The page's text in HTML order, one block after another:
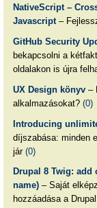
NativeScript –
Javascript–
GitHub Security
bekapcsolni a
oldalakon is újra
UX Design könyv–
alkalmazásokat? (0)
Introducing
díjszabása: minden
jár (0)
Drupal 8 Twig: add
name)– Saját
hozzáadása a